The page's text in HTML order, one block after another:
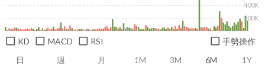
日 週 月 1M 3M 6M 1Y
200K
400K
KD MACD RSI 手勢操作